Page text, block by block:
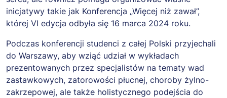
Zespół
inicjatywy takie jak Konferencja „Więcej niż zawał”,
której VI edycja odbyła się 16 marca 2024 roku.
Podczas konferencji studenci z całej Polski przyjechali
do Warszawy, aby wziąć udział w wykładach
prezentowanych przez specjalistów na tematy wad
zastawkowych, zatorowości płucnej, choroby żylno-
zakrzepowej, ale także holistycznego podejścia do